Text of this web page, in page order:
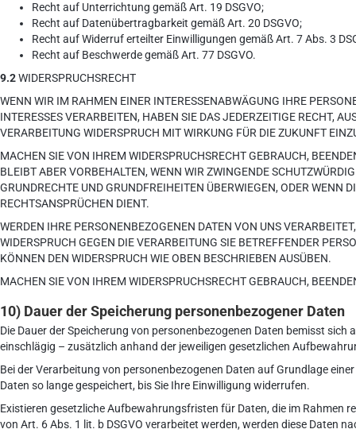
Recht auf Unterrichtung gemäß Art. 19 DSGVO;
Recht auf Datenübertragbarkeit gemäß Art. 20 DSGVO;
Recht auf Widerruf erteilter Einwilligungen gemäß Art. 7 Abs. 3
Recht auf Beschwerde gemäß Art. 77 DSGVO.
9.2WIDERSPRUCHSRECHT
WENN WIR IM RAHMEN EINER INTERESSENABWÄGUNG IHRE
INTERESSES VERARBEITEN, HABEN SIE DAS JEDERZEITIGE RECHT,
VERARBEITUNG WIDERSPRUCH MIT WIRKUNG FÜR DIE ZUKUNFT
MACHEN SIE VON IHREM WIDERSPRUCHSRECHT GEBRAUCH,
BLEIBT ABER VORBEHALTEN, WENN WIR ZWINGENDE
GRUNDRECHTE UND GRUNDFREIHEITEN ÜBERWIEGEN, ODER WENN
RECHTSANSPRÜCHEN DIENT.
WERDEN IHRE PERSONENBEZOGENEN DATEN VON UNS
WIDERSPRUCH GEGEN DIE VERARBEITUNG SIE BETREFFENDER
KÖNNEN DEN WIDERSPRUCH WIE OBEN BESCHRIEBEN AUSÜBEN.
MACHEN SIE VON IHREM WIDERSPRUCHSRECHT GEBRAUCH,
10) Dauer der Speicherung personenbezogener Daten
Die Dauer der Speicherung von personenbezogenen Daten bemisst
einschlägig – zusätzlich anhand der jeweiligen gesetzlichen
Bei der Verarbeitung von personenbezogenen Daten auf Grundlage
Daten so lange gespeichert, bis Sie Ihre Einwilligung widerrufen.
Existieren gesetzliche Aufbewahrungsfristen für Daten, die im
von Art. 6 Abs. 1 lit. b DSGVO verarbeitet werden, werden diese Daten